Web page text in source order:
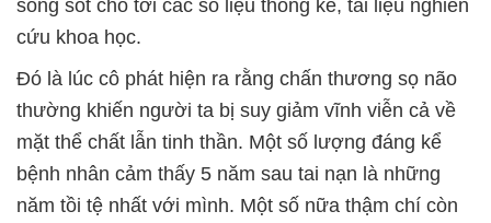
sống sót cho tới các số liệu thống kê, tài liệu nghiên
cứu khoa học.
Đó là lúc cô phát hiện ra rằng chấn thương sọ não
thường khiến người ta bị suy giảm vĩnh viễn cả về
mặt thể chất lẫn tinh thần. Một số lượng đáng kể
bệnh nhân cảm thấy 5 năm sau tai nạn là những
năm tồi tệ nhất với mình. Một số nữa thậm chí còn